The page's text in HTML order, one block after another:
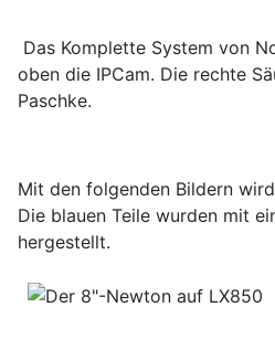
Das Komplette System von
oben die IPCam. Die rechte
Paschke.
Mit den folgenden Bildern
Die blauen Teile wurden mit
hergestellt.